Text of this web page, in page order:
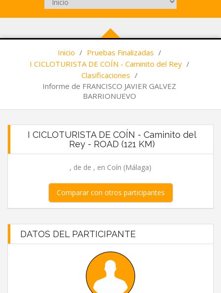
Inicio / Pruebas Finalizadas /
I CICLOTURISTA DE COÍN - Caminito del Rey /
Clasificaciones /
Informe de FRANCISCO JAVIER GALVEZ
BARRIONUEVO
I CICLOTURISTA DE COÍN - Caminito del
Rey - ROAD (121 KM)
, de de , en Coín (Málaga)
Comparar con otros participantes
DATOS DEL PARTICIPANTE